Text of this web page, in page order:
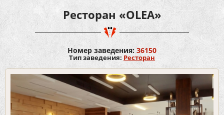
Ресторан «OLEA»
Номер заведения: 36150
Тип заведения: Ресторан